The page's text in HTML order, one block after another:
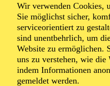
Wir verwenden Cookies,
Sie möglichst sicher,
serviceorientiert zu
sind unentbehrlich, um
Website zu ermöglichen.
uns zu verstehen, wie
indem Informationen
gemeldet werden.
in angesehenen
darunter den "New Jersey
den "Premiere"
Wettbewerb.
Er nahm an Meisterklassen
wie der Sopranistin Renée
Kwangchul Youn und dem
wurde für seine